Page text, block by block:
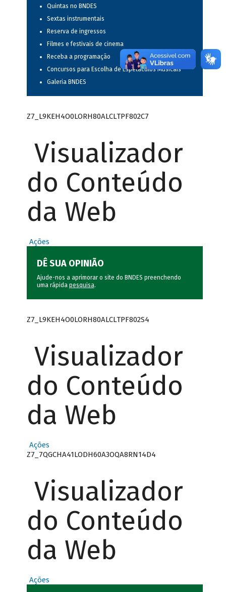
Quintas no BNDES
Sextas instrumentais
Reserva de ingressos
Filmes e festivais de cinema
Receba a programação
Concursos para Escolha de Espetáculos Musicais
Galeria BNDES
Z7_L9KEH4O0LORH80ALCLTPF802C7
Visualizador
do Conteúdo
da Web
Ações
DÊ SUA OPINIÃO
Ajude-nos a aprimorar o site do BNDES preenchendo
uma rápida pesquisa.
Z7_L9KEH4O0LORH80ALCLTPF802S4
Visualizador
do Conteúdo
da Web
Ações
Z7_7QGCHA41LODH60A3OQA8RN14D4
Visualizador
do Conteúdo
da Web
Ações